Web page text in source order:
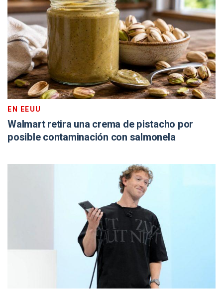
EN EEUU
Walmart retira una crema de pistacho por
posible contaminación con salmonela